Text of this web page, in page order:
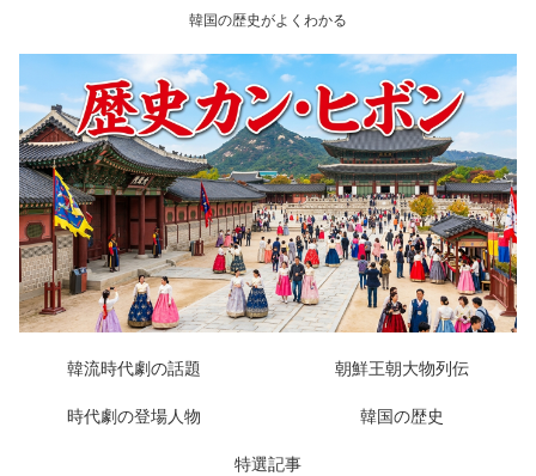
韓国の歴史がよくわかる
韓流時代劇の話題 朝鮮王朝大物列伝
時代劇の登場人物 韓国の歴史
特選記事